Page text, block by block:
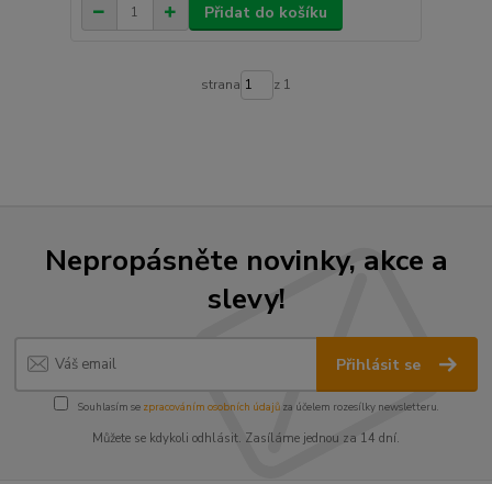
Přidat do košíku
strana z 1
Nepropásněte novinky, akce a
slevy!
Přihlásit se
Souhlasím se zpracováním osobních údajůza účelem rozesílky newsletteru.
Můžete se kdykoli odhlásit. Zasíláme jednou za 14 dní.